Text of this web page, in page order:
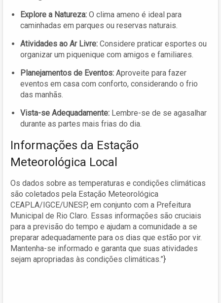
Explore a Natureza: O clima ameno é ideal para
caminhadas em parques ou reservas naturais.
Atividades ao Ar Livre: Considere praticar esportes ou
organizar um piquenique com amigos e familiares.
Planejamentos de Eventos: Aproveite para fazer
eventos em casa com conforto, considerando o frio
das manhãs.
Vista-se Adequadamente: Lembre-se de se agasalhar
durante as partes mais frias do dia.
Informações da Estação
Meteorológica Local
Os dados sobre as temperaturas e condições climáticas
são coletados pela Estação Meteorológica
CEAPLA/IGCE/UNESP, em conjunto com a Prefeitura
Municipal de Rio Claro. Essas informações são cruciais
para a previsão do tempo e ajudam a comunidade a se
preparar adequadamente para os dias que estão por vir.
Mantenha-se informado e garanta que suas atividades
sejam apropriadas às condições climáticas.”}